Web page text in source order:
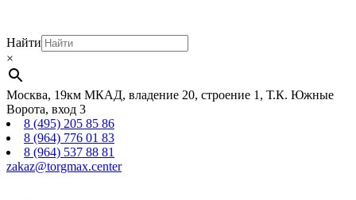
Найти
×
Москва, 19км МКАД, владение 20, строение 1, Т.К. Южные
Ворота, вход 3
8 (495) 205 85 86
8 (964) 776 01 83
8 (964) 537 88 81
zakaz@torgmax.center